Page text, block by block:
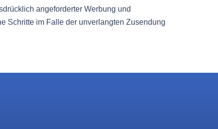
angeforderter Werbung und
Schritte im Falle der unverlangten Zusendung